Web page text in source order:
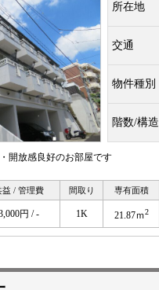
所在地
交通
物件種別
階数/構造
開放感良好のお部屋です
益 / 管理費 間取り 専有面積
円 / - 1K 21.87ｍ2